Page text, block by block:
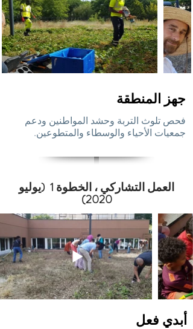
جهز المنطقة
فحص تلوث التربة وحشد المواطنين ودعم
جمعيات الأحياء والوسطاء والمتطوعين.
العمل التشاركي ، الخطوة 1 (يوليو
2020)
أبدي فعل